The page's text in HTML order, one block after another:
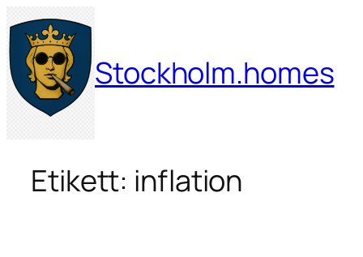
Hoppa
till
innehåll
Stockholm.homes
Etikett: inflation